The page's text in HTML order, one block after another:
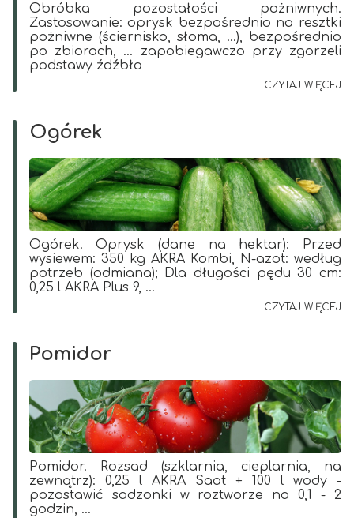
Obróbka pozostałości pożniwnych.
Zastosowanie: oprysk bezpośrednio na resztki
pożniwne (ściernisko, słoma, ...), bezpośrednio
po zbiorach, ... zapobiegawczo przy zgorzeli
podstawy źdźbła
CZYTAJ WIĘCEJ
Ogórek
Ogórek. Oprysk (dane na hektar): Przed
wysiewem: 350 kg AKRA Kombi, N-azot: według
potrzeb (odmiana); Dla długości pędu 30 cm:
0,25 l AKRA Plus 9, ...
CZYTAJ WIĘCEJ
Pomidor
Pomidor. Rozsad (szklarnia, cieplarnia, na
zewnątrz): 0,25 l AKRA Saat + 100 l wody -
pozostawić sadzonki w roztworze na 0,1 - 2
godzin, ...